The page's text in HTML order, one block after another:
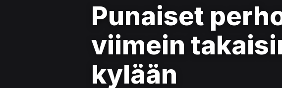
Punaiset
viimein
kylään